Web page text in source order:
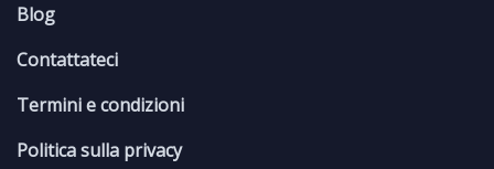
Blog
Contattateci
Termini e condizioni
Politica sulla privacy